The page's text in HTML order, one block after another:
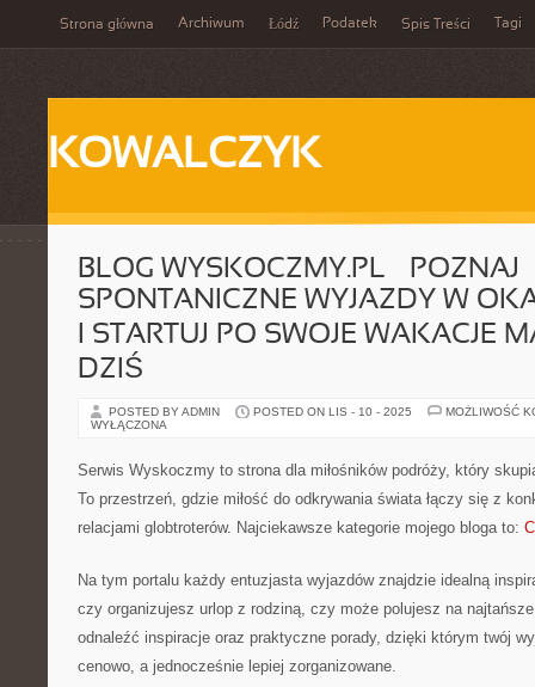
Strona główna Archiwum Łódź Podatek Spis Treści Tagi
KOWALCZYK
BLOG WYSKOCZMY.PL – POZNAJ
SPONTANICZNE WYJAZDY W
I STARTUJ PO SWOJE WAKACJE
DZIŚ
POSTED BY ADMIN POSTED ON LIS - 10 - 2025
MOŻLIWOŚĆ
WYŁĄCZONA
Serwis Wyskoczmy to strona dla miłośników podróży, który
To przestrzeń, gdzie miłość do odkrywania świata łączy się z
relacjami globtroterów. Najciekawsze kategorie mojego bloga to:
Na tym portalu każdy entuzjasta wyjazdów znajdzie idealną
czy organizujesz urlop z rodziną, czy może polujesz na
odnaleźć inspiracje oraz praktyczne porady, dzięki którym twój
cenowo, a jednocześnie lepiej zorganizowane.